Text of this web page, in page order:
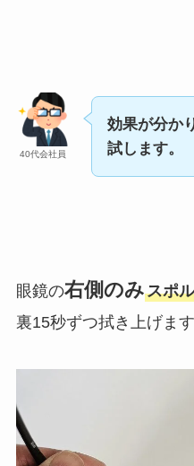
40代会社員
効果が分か
試します。
眼鏡の右側のみスポ
裏15秒ずつ拭き上げます